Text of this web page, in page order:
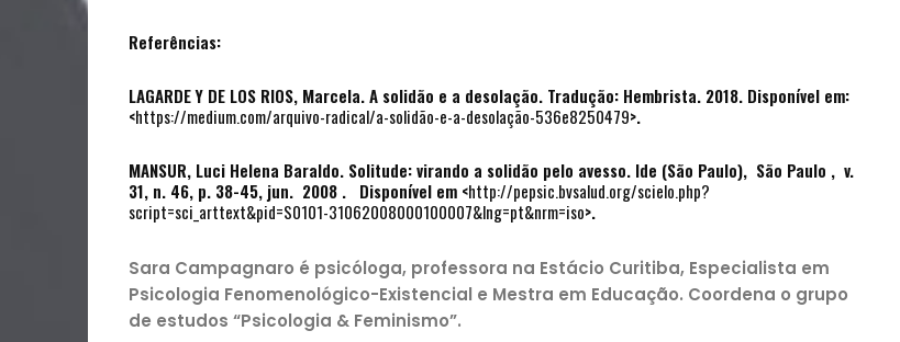
Pets
Receitas
Saúde
e
Qualidade
de
Referências:
LAGARDE Y DE LOS RIOS, Marcela.A solidão e a desolação. Tradução: Hembrista. 2018. Disponível em:
<https://medium.com/arquivo-radical/a-solidão-e-a-desolação-536e8250479>.
MANSUR, Luci Helena Baraldo. Solitude: virando a solidão pelo avesso.Ide (São Paulo), São Paulo , v.
31, n. 46, p. 38-45, jun. 2008 . Disponível em <http://pepsic.bvsalud.org/scielo.php?
script=sci_arttext&pid=S0101-31062008000100007&lng=pt&nrm=iso>.
Sara Campagnaro é psicóloga, professora na Estácio Curitiba, Especialista em
Psicologia Fenomenológico-Existencial e Mestra em Educação. Coordena o grupo
de estudos “Psicologia & Feminismo”.